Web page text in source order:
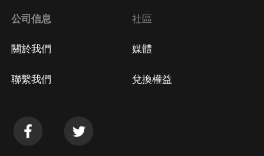
公司信息
關於我們
聯繫我們
社區
媒體
兌換權益